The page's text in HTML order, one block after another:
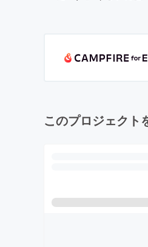
このプロジェクト